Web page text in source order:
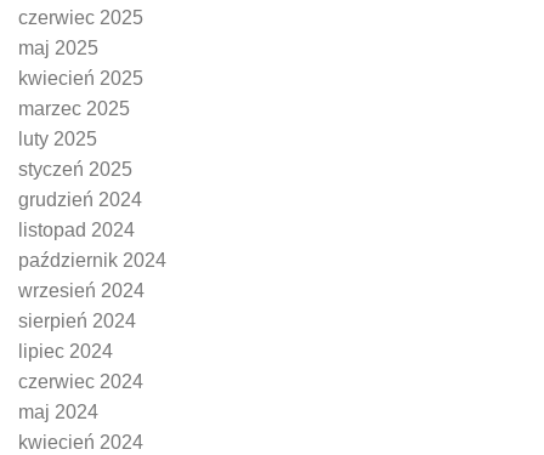
czerwiec 2025
maj 2025
kwiecień 2025
marzec 2025
luty 2025
styczeń 2025
grudzień 2024
listopad 2024
październik 2024
wrzesień 2024
sierpień 2024
lipiec 2024
czerwiec 2024
maj 2024
kwiecień 2024